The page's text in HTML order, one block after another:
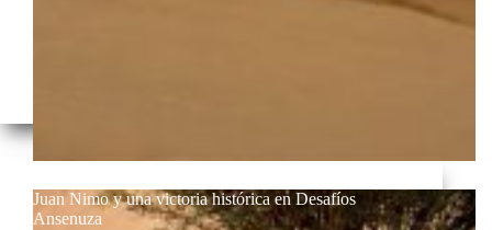
Juan Nimo y una victoria histórica en Desafíos
Ansenuza